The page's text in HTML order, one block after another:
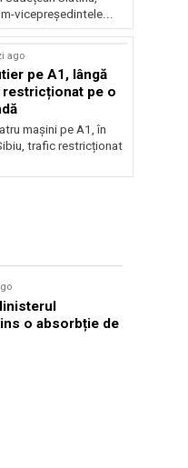
vicepreședintele...
ago
pe A1, lângă
pe o
mașini pe A1, în
trafic restricționat
o absorbție de